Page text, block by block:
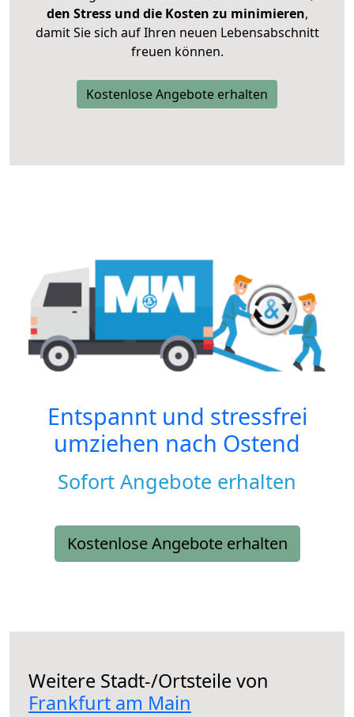
den Stress und die Kosten zu minimieren,
damit Sie sich auf Ihren neuen Lebensabschnitt
freuen können.
Kostenlose Angebote erhalten
Entspannt und stressfrei
umziehen nach Ostend
Sofort Angebote erhalten
Kostenlose Angebote erhalten
Weitere Stadt-/Ortsteile von
Frankfurt am Main